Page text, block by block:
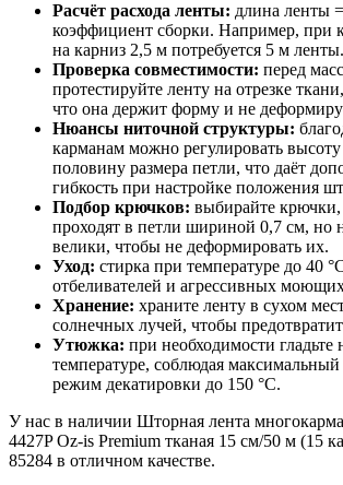
Расчёт расхода ленты: длина ленты
коэффициент сборки. Например, при
на карниз 2,5 м потребуется 5 м ленты.
Проверка совместимости: перед
протестируйте ленту на отрезке
что она держит форму и не
Нюансы ниточной структуры:
карманам можно регулировать
половину размера петли, что даёт
гибкость при настройке положения
Подбор крючков: выбирайте
проходят в петли шириной 0,7 см, но
велики, чтобы не деформировать их.
Уход: стирка при температуре до 40
отбеливателей и агрессивных
Хранение: храните ленту в сухом
солнечных лучей, чтобы
Утюжка: при необходимости гладьте
температуре, соблюдая
режим декатировки до 150 °C.
У нас в наличии Шторная лента
4427P Oz-is Premium тканая 15 см/50 м (15
85284 в отличном качестве.